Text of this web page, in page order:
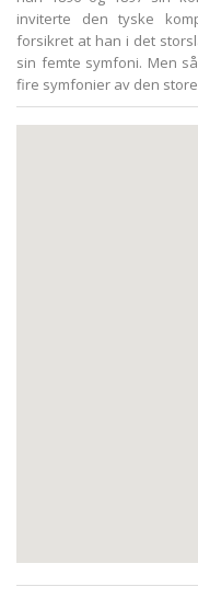
inviterte den tyske
forsikret at han i det
sin femte symfoni. Men
fire symfonier av den